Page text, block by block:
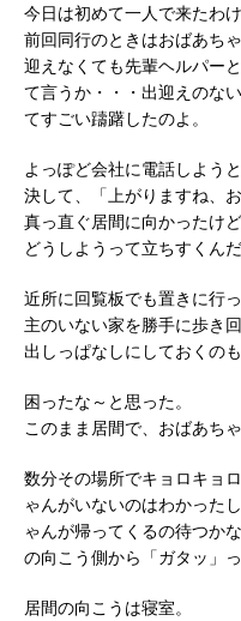
今日は初めて一人で来たわけ
前回同行のときはおばあち
迎えなくても先輩ヘルパー
て言うか・・・出迎えのな
てすごい躊躇したのよ。
よっぽど会社に電話しよう
決して、「上がりますね、
真っ直ぐ居間に向かったけ
どうしようって立ちすくんだ
近所に回覧板でも置きに行
主のいない家を勝手に歩き
出しっぱなしにしておくの
困ったな～と思った。
このまま居間で、おばあち
数分その場所でキョロキョ
ゃんがいないのはわかった
ゃんが帰ってくるの待つか
の向こう側から「ガタッ」
居間の向こうは寝室。